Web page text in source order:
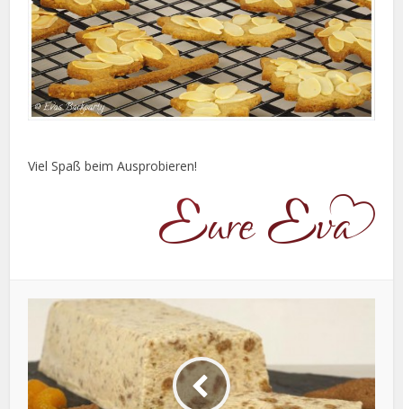
Viel Spaß beim Ausprobieren!